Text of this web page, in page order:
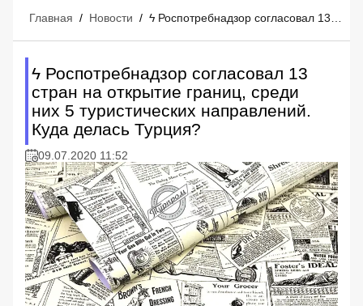
Главная / Новости /
ϟ Роспотребнадзор согласовал 13
стран на открытие границ, среди
них 5 туристических направлений.
Куда делась Турция?
09.07.2020 11:52